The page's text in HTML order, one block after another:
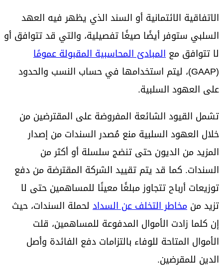
الاتفاقية الائتمانية أو السند الذي يظهر فيه العهد
السلبي ستوفر أيضًا صيغًا تفصيلية، والتي قد تتوافق أو
لا تتوافق مع المبادئ المحاسبية المقبولة عمومًا
(GAAP)، ليتم استخدامها في حساب النسب والحدود
على العهود السلبية.
تشمل القيود الشائعة المفروضة على المقترضين من
خلال العهود السلبية منع مُصدر السندات من إصدار
المزيد من الديون حتى تنضج سلسلة أو أكثر من
السندات. كما قد يتم تقييد الشركة المقترضة من دفع
توزيعات أرباح تتجاوز مبلغًا معينًا للمساهمين حتى لا
تزيد من مخاطر التخلف عن السداد لحملة السندات، حيث
إن كلما زادت الأموال المدفوعة للمساهمين، قلت
الأموال المتاحة للوفاء بالتزامات دفع الفائدة وأصل
الدين للمقرضين.